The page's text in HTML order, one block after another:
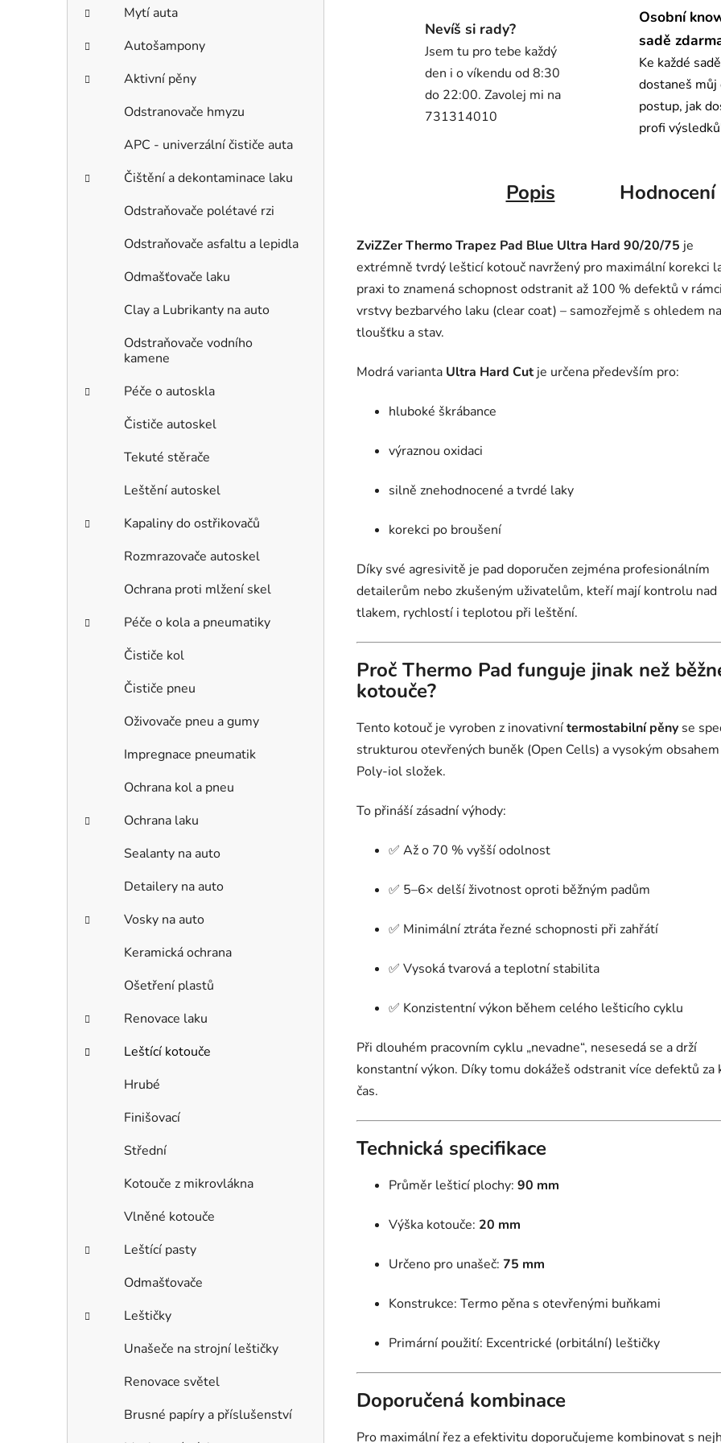
Mytí auta
Autošampony
Aktivní pěny
Odstranovače hmyzu
APC - univerzální čističe auta
Čištění a dekontaminace laku
Odstraňovače polétavé rzi
Odstraňovače asfaltu a lepidla
Odmašťovače laku
Clay a Lubrikanty na auto
Odstraňovače vodního
kamene
Péče o autoskla
Čističe autoskel
Tekuté stěrače
Leštění autoskel
Kapaliny do ostřikovačů
Rozmrazovače autoskel
Ochrana proti mlžení skel
Péče o kola a pneumatiky
Čističe kol
Čističe pneu
Oživovače pneu a gumy
Impregnace pneumatik
Ochrana kol a pneu
Ochrana laku
Sealanty na auto
Detailery na auto
Vosky na auto
Keramická ochrana
Ošetření plastů
Renovace laku
Leštící kotouče
Hrubé
Finišovací
Střední
Kotouče z mikrovlákna
Vlněné kotouče
Leštící pasty
Odmašťovače
Leštičky
Unašeče na strojní leštičky
Renovace světel
Brusné papíry a příslušenství
Nevíš si rady?
Jsem tu pro tebe každý
den i o víkendu od 8:30
do 22:00. Zavolej mi na
731314010
Osobní
sadě
Ke každé sadě
dostaneš můj
postup, jak
profi
Popis Hodnocení
ZviZZer Thermo Trapez Pad Blue Ultra Hard 90/20/75 je
extrémně tvrdý lešticí kotouč navržený pro maximální korekci
praxi to znamená schopnost odstranit až 100 % defektů v rámci
vrstvy bezbarvého laku (clear coat) – samozřejmě s ohledem
tloušťku a stav.
Modrá varianta Ultra Hard Cutje určena především pro:
hluboké škrábance
výraznou oxidaci
silně znehodnocené a tvrdé laky
korekci po broušení
Díky své agresivitě je pad doporučen zejména profesionálním
detailerům nebo zkušeným uživatelům, kteří mají kontrolu nad
tlakem, rychlostí i teplotou při leštění.
Proč Thermo Pad funguje jinak než
kotouče?
Tento kotouč je vyroben z inovativnítermostabilní pěny se
strukturou otevřených buněk (Open Cells) a vysokým obsahem
Poly-iol složek.
To přináší zásadní výhody:
✅ Až o 70 % vyšší odolnost
✅ 5–6× delší životnost oproti běžným padům
✅ Minimální ztráta řezné schopnosti při zahřátí
✅ Vysoká tvarová a teplotní stabilita
✅ Konzistentní výkon během celého lešticího cyklu
Při dlouhém pracovním cyklu „nevadne“, nesesedá se a drží
konstantní výkon. Díky tomu dokážeš odstranit více defektů za
čas.
Technická specifikace
Průměr lešticí plochy: 90 mm
Výška kotouče: 20 mm
Určeno pro unašeč: 75 mm
Konstrukce: Termo pěna s otevřenými buňkami
Primární použití: Excentrické (orbitální) leštičky
Doporučená kombinace
Pro maximální řez a efektivitu doporučujeme kombinovat s